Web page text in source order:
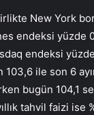
New York
endeksi yüzde
endeksi
103,6 ile son 6
bugün 104,1
tahvil faizi ise